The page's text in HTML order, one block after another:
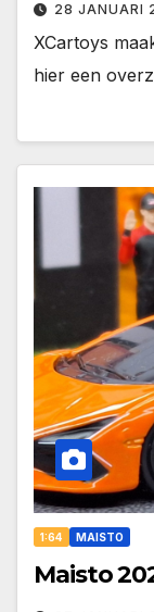
28 JANUARI
XCartoys
hier een
1:64 MAISTO
Maisto